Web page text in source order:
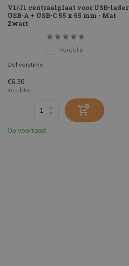
V1/J1 centraalplaat voor USB-lader
USB-A + USB-C 55 x 55 mm - Mat
Zwart
Vergelijk
Deliverytime
€6,30
Incl. btw
Op voorraad